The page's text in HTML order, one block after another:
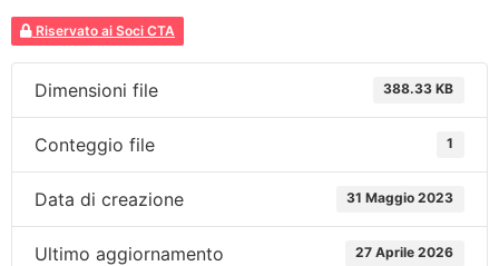
Riservato ai Soci CTA
Dimensioni file 388.33 KB
Conteggio file 1
Data di creazione 31 Maggio 2023
Ultimo aggiornamento 27 Aprile 2026